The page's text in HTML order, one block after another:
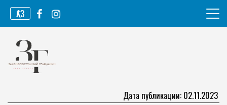
Перейти
содержимому
ҚАЗ
Законопослушный гражданин
Дата публикации: 02.11.2023